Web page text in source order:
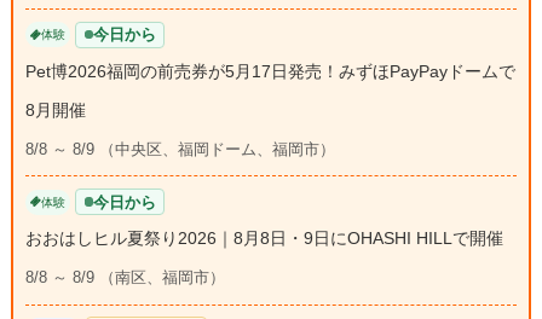
体験 今日から
Pet博2026福岡の前売券が5月17日発売！みずほPayPayドームで
8月開催
8/8 ～ 8/9 （中央区、福岡ドーム、福岡市）
体験 今日から
おおはしヒル夏祭り2026｜8月8日・9日にOHASHI HILLで開催
8/8 ～ 8/9 （南区、福岡市）